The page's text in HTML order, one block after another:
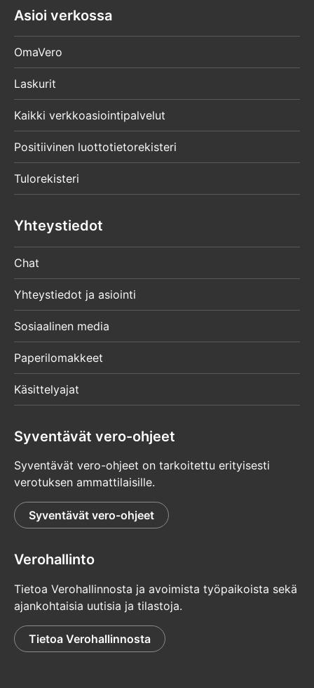
Asioi verkossa
OmaVero
Laskurit
Kaikki verkkoasiointipalvelut
Positiivinen luottotietorekisteri
Tulorekisteri
Yhteystiedot
Chat
Yhteystiedot ja asiointi
Sosiaalinen media
Paperilomakkeet
Käsittelyajat
Syventävät vero-ohjeet
Syventävät vero-ohjeet on tarkoitettu erityisesti
verotuksen ammattilaisille.
Syventävät vero-ohjeet
Verohallinto
Tietoa Verohallinnosta ja avoimista työpaikoista sekä
ajankohtaisia uutisia ja tilastoja.
Tietoa Verohallinnosta